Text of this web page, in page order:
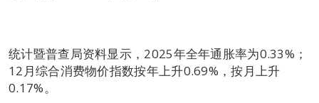
统计暨普查局资料显示，2025年全年通胀率为0.33%；
12月综合消费物价指数按年上升0.69%，按月上升
0.17%。